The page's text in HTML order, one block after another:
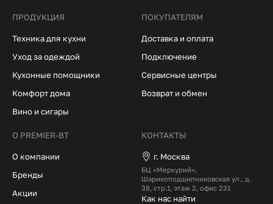
ПРОДУКЦИЯ
Техника для кухни
Уход за одеждой
Кухонные помощники
Комфорт дома
Вино и сигары
ПОКУПАТЕЛЯМ
Доставка и оплата
Подключение
Сервисные центры
Возврат и обмен
О PREMIER-BT
О компании
Бренды
Акции
КОНТАКТЫ
г. Москва
БЦ «Меркурий»,
Шарикоподшипниковская ул., д.
38, стр.1, этаж 2, офис 231
Как нас найти